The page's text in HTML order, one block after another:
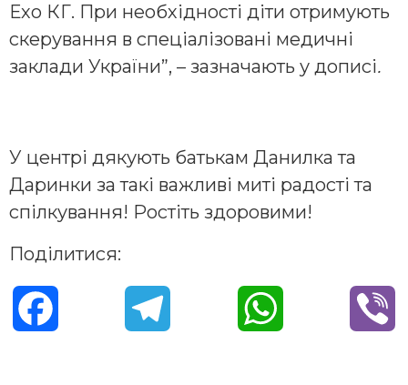
Ехо КГ. При необхідності діти отримують
скерування в спеціалізовані медичні
заклади України”, – зазначають у дописі.
У центрі дякують батькам Данилка та
Даринки за такі важливі миті радості та
спілкування! Ростіть здоровими!
Поділитися: